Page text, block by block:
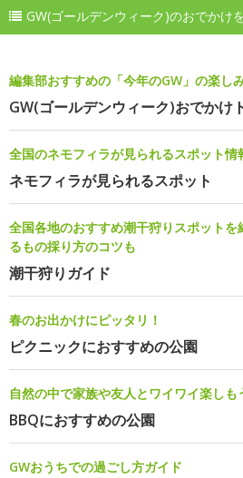
GW(ゴールデンウィーク)のおでかけ
編集部おすすめの「今年のGW」の楽し
GW(ゴールデンウィーク)おでかけ
全国のネモフィラが見られるスポット情
ネモフィラが見られるスポット
全国各地のおすすめ潮干狩りスポット
るもの採り方のコツも
潮干狩りガイド
春のお出かけにピッタリ！
ピクニックにおすすめの公園
自然の中で家族や友人とワイワイ楽しも
BBQにおすすめの公園
GWおうちでの過ごし方ガイド